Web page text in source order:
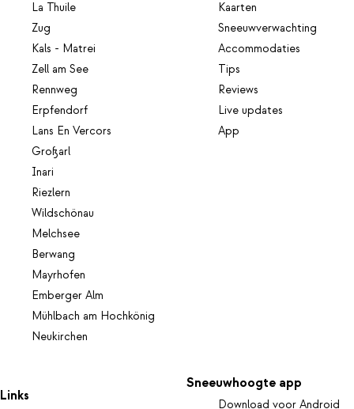
La Thuile
Zug
Kals - Matrei
Zell am See
Rennweg
Erpfendorf
Lans En Vercors
Großarl
Inari
Riezlern
Wildschönau
Melchsee
Berwang
Mayrhofen
Emberger Alm
Mühlbach am Hochkönig
Neukirchen
Kaarten
Sneeuwverwachting
Accommodaties
Tips
Reviews
Live updates
App
Links
Sneeuwhoogte app
Download voor Android